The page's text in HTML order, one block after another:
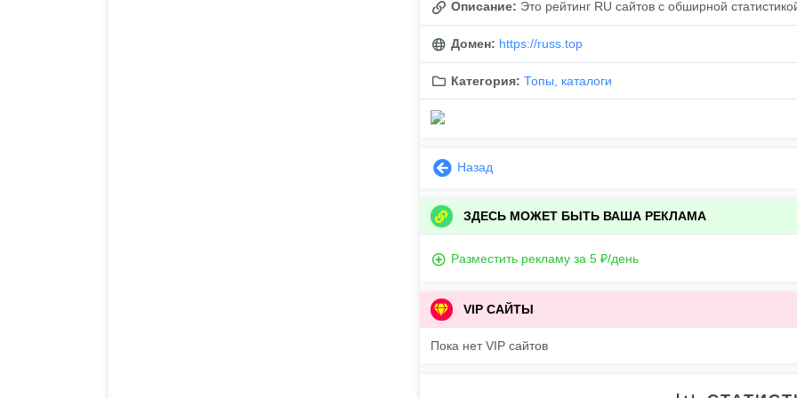
Описание: Это рейтинг RU сайтов с обширной
Домен: https://russ.top
Категория: Топы, каталоги
Назад
ЗДЕСЬ МОЖЕТ БЫТЬ ВАША РЕКЛАМА
Разместить рекламу за 5 ₽/день
VIP САЙТЫ
Пока нет VIP сайтов